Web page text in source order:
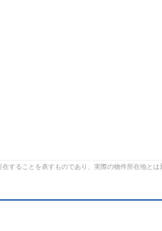
することを表すものであり、実際の物件所在地とは